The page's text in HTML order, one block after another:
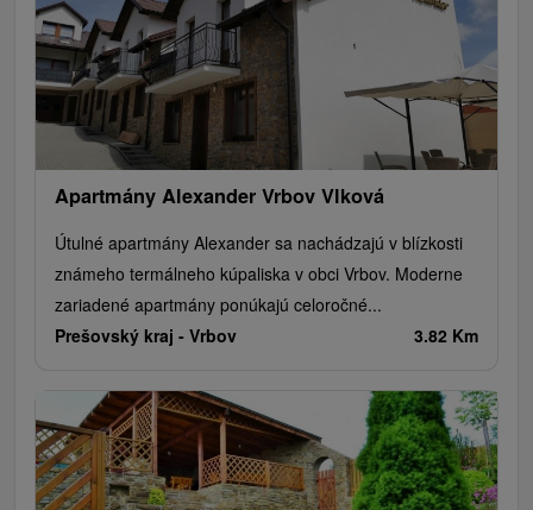
Apartmány Alexander Vrbov Vlková
Útulné apartmány Alexander sa nachádzajú v blízkosti
známeho termálneho kúpaliska v obci Vrbov. Moderne
zariadené apartmány ponúkajú celoročné...
Prešovský kraj - Vrbov 3.82 Km